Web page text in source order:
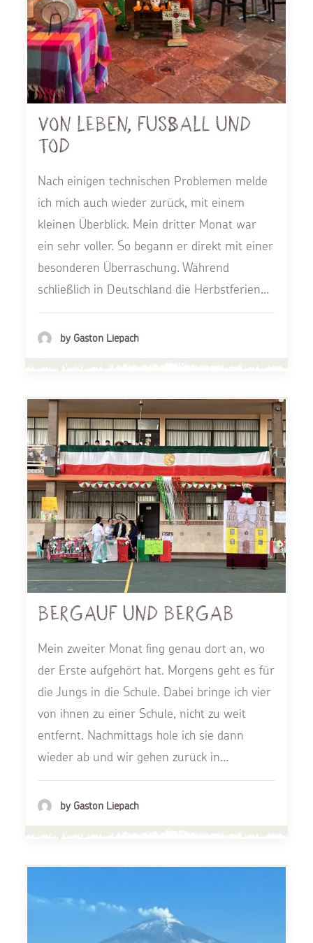
Von Leben, Fußball und
Tod
Nach einigen technischen Problemen melde
ich mich auch wieder zurück, mit einem
kleinen Überblick. Mein dritter Monat war
ein sehr voller. So begann er direkt mit einer
besonderen Überraschung. Während
schließlich in Deutschland die Herbstferien…
by Gaston Liepach
Bergauf und Bergab
Mein zweiter Monat fing genau dort an, wo
der Erste aufgehört hat. Morgens geht es für
die Jungs in die Schule. Dabei bringe ich vier
von ihnen zu einer Schule, nicht zu weit
entfernt. Nachmittags hole ich sie dann
wieder ab und wir gehen zurück in…
by Gaston Liepach